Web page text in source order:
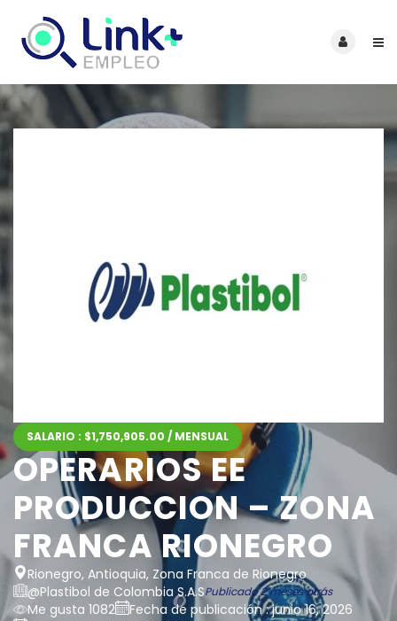
SALARIO : $1,750,905.00 / MENSUAL
OPERARIOS EE
PRODUCCION – ZONA
FRANCA RIONEGRO
Rionegro, Antioquia, Zona Franca de Rionegro
@Plastibol de Colombia S.A.SPublicado 2 meses atrás
Me gusta 1082
Fecha de publicación : junio 16, 2026